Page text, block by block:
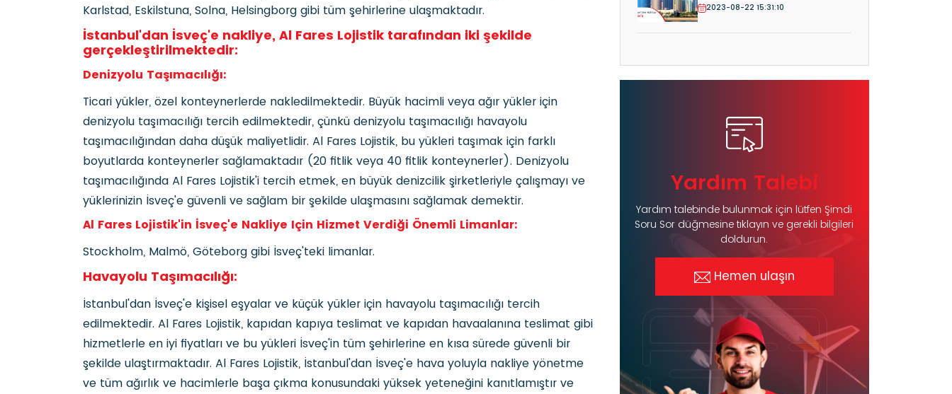
Karlstad, Eskilstuna, Solna, Helsingborg gibi tüm şehirlerine ulaşmaktadır.
İstanbul'dan İsveç'e nakliye, Al Fares Lojistik tarafından iki şekilde
gerçekleştirilmektedir:
Denizyolu Taşımacılığı:
Ticari yükler, özel konteynerlerde nakledilmektedir. Büyük hacimli veya ağır yükler için
denizyolu taşımacılığı tercih edilmektedir, çünkü denizyolu taşımacılığı havayolu
taşımacılığından daha düşük maliyetlidir. Al Fares Lojistik, bu yükleri taşımak için farklı
boyutlarda konteynerler sağlamaktadır (20 fitlik veya 40 fitlik konteynerler). Denizyolu
taşımacılığında Al Fares Lojistik'i tercih etmek, en büyük denizcilik şirketleriyle çalışmayı ve
yüklerinizin İsveç'e güvenli ve sağlam bir şekilde ulaşmasını sağlamak demektir.
Al Fares Lojistik'in İsveç'e Nakliye Için Hizmet Verdiği Önemli Limanlar:
Stockholm, Malmö, Göteborg gibi İsveç'teki limanlar.
Havayolu Taşımacılığı:
İstanbul'dan İsveç'e kişisel eşyalar ve küçük yükler için havayolu taşımacılığı tercih
edilmektedir. Al Fares Lojistik, kapıdan kapıya teslimat ve kapıdan havaalanına teslimat gibi
hizmetlerle en iyi fiyatları ve bu yükleri İsveç'in tüm şehirlerine en kısa sürede güvenli bir
şekilde ulaştırmaktadır. Al Fares Lojistik, İstanbul'dan İsveç'e hava yoluyla nakliye yönetme
ve tüm ağırlık ve hacimlerle başa çıkma konusundaki yüksek yeteneğini kanıtlamıştır ve
2023-08-22 15:31:10
Yardım Talebi
Yardım talebinde bulunmak için lütfen Şimdi
Soru Sor düğmesine tıklayın ve gerekli bilgileri
doldurun.
Hemen ulaşın